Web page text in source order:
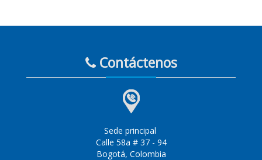
Contáctenos
Sede principal
Calle 58a # 37 - 94
Bogotá, Colombia